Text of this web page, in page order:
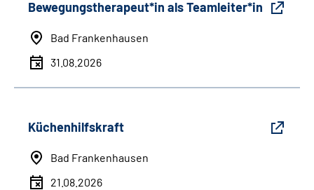
Bewegungstherapeut*in als Teamleiter*in
Bad Frankenhausen
31.08.2026
Küchenhilfskraft
Bad Frankenhausen
21.08.2026